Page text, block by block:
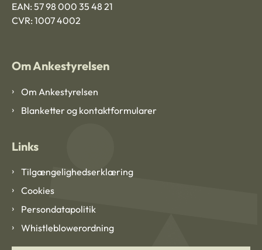
EAN: 57 98 000 35 48 21
CVR: 1007 4002
Om Ankestyrelsen
Om Ankestyrelsen
Blanketter og kontaktformularer
Links
Tilgængelighedserklæring
Cookies
Persondatapolitik
Whistleblowerordning